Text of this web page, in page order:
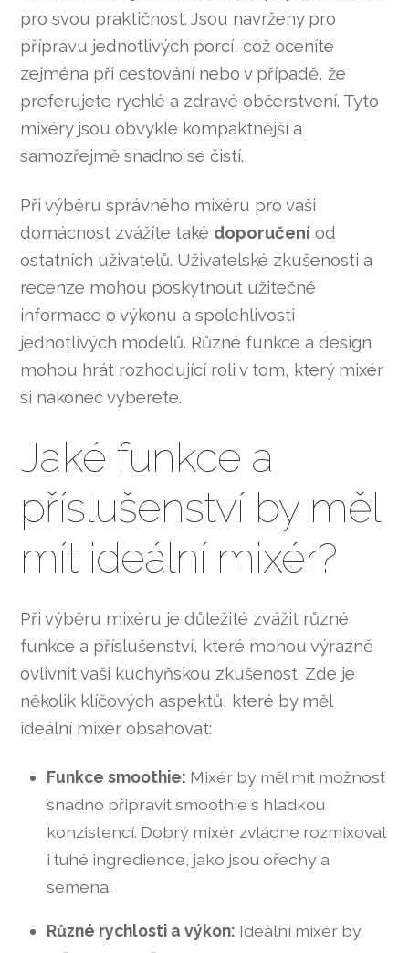
pro svou praktičnost. Jsou navrženy pro
přípravu jednotlivých porcí, což oceníte
zejména při cestování nebo v případě, že
preferujete rychlé a zdravé občerstvení. Tyto
mixéry jsou obvykle kompaktnější a
samozřejmě snadno se čistí.
Při výběru správného mixéru pro vaši
domácnost zvážíte také doporučení od
ostatních uživatelů. Uživatelské zkušenosti a
recenze mohou poskytnout užitečné
informace o výkonu a spolehlivosti
jednotlivých modelů. Různé funkce a design
mohou hrát rozhodující roli v tom, který mixér
si nakonec vyberete.
Jaké funkce a
příslušenství by měl
mít ideální mixér?
Při výběru mixéru je důležité zvážit různé
funkce a příslušenství, které mohou výrazně
ovlivnit vaši kuchyňskou zkušenost. Zde je
několik klíčových aspektů, které by měl
ideální mixér obsahovat:
Funkce smoothie: Mixér by měl mít možnost
snadno připravit smoothie s hladkou
konzistencí. Dobrý mixér zvládne rozmixovat
i tuhé ingredience, jako jsou ořechy a
semena.
Různé rychlosti a výkon: Ideální mixér by